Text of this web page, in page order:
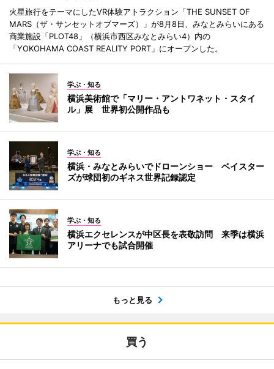
火星旅行をテーマにしたVR体験アトラクション「THE SUNSET OF
MARS（ザ・サンセットオブマーズ）」が8月8日、みなとみらいにある
商業施設「PLOT48」（横浜市西区みなとみらい4）内の
「YOKOHAMA COAST REALITY PORT」にオープンした。
学ぶ・知る
横浜美術館で「マリー・アントワネット・スタイ
ル」展 世界初公開作品も
学ぶ・知る
横浜・みなとみらいでドローンショー ベイスター
ズが球団初のギネス世界記録認定
学ぶ・知る
横浜エクセレンスが中区長を表敬訪問 来季は横浜
アリーナでも試合開催
もっと見る
買う